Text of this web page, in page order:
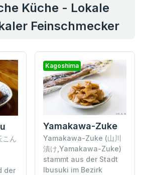
Küche - Lokale
Feinschmecker
ん
der
Kagoshima
Yamakawa-Zuke
Yamakawa-Zuke (山川
漬け,Yamakawa-Zuke)
stammt aus der Stadt
Ibusuki im Bezirk